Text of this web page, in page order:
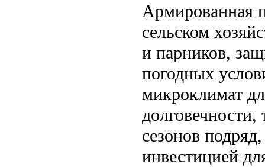
Армированная
сельском
и парников,
погодных
микроклимат
сезонов
инвестицией